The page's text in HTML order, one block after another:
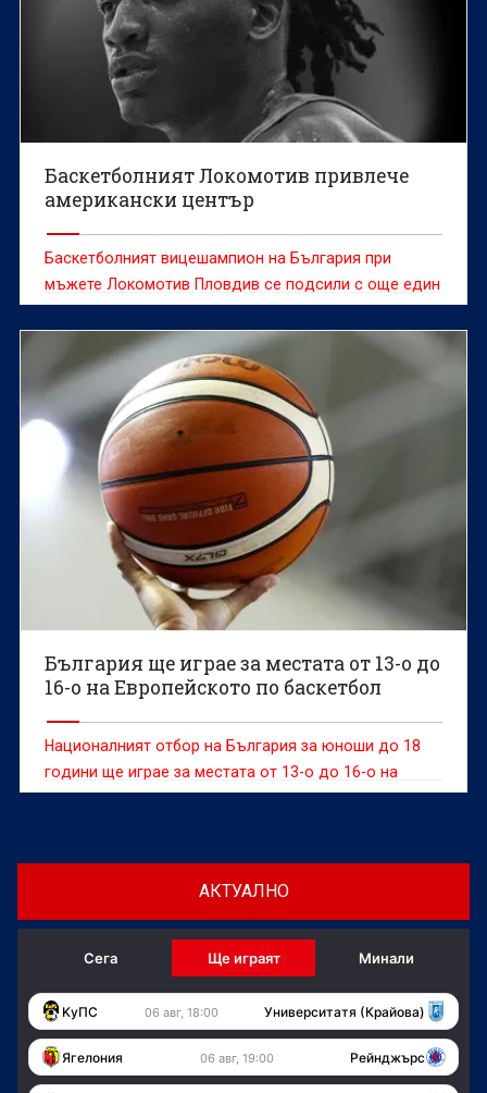
Баскетболният Локомотив привлече
американски център
Баскетболният вицешампион на България при
мъжете Локомотив Пловдив се подсили с още един
американски състезател.
България ще играе за местата от 13-о до
16-о на Европейското по баскетбол
Националният отбор на България за юноши до 18
години ще играе за местата от 13-о до 16-о на
европейското първенство по баскетбол, което се
АКТУАЛНО
Сега Ще играят Минали
KуПС 06 авг, 18:00 Университатя (Крайова)
Ягелония 06 авг, 19:00 Рейнджърс